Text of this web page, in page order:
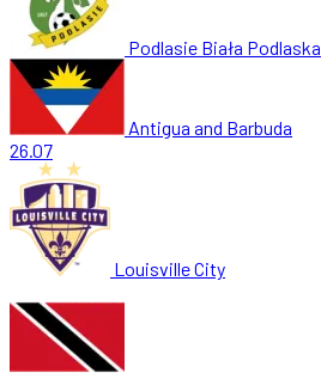
Podlasie Biała Podlaska
Antigua and Barbuda
26.07
Louisville City